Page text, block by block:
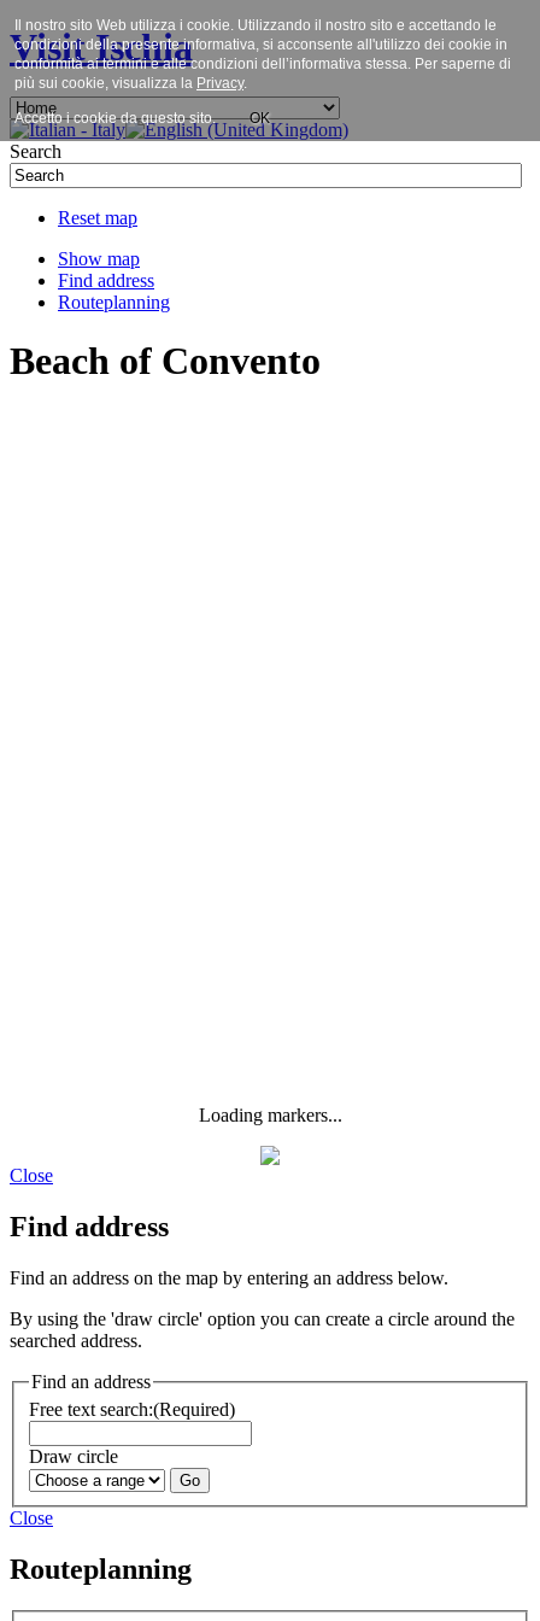
Visit Ischia
Search
Reset map
Show map
Find address
Routeplanning
Beach of Convento
Loading markers...
Close
Find address
Find an address on the map by entering an address below.
By using the 'draw circle' option you can create a circle around the
searched address.
Find an address
Free text search:(Required)
Draw circle
Close
Routeplanning
Il nostro sito Web utilizza i cookie. Utilizzando il nostro sito e accettando le
condizioni della presente informativa, si acconsente all'utilizzo dei cookie in
conformità ai termini e alle condizioni dell’informativa stessa. Per saperne di
più sui cookie, visualizza la Privacy.
Accetto i cookie da questo sito. OK